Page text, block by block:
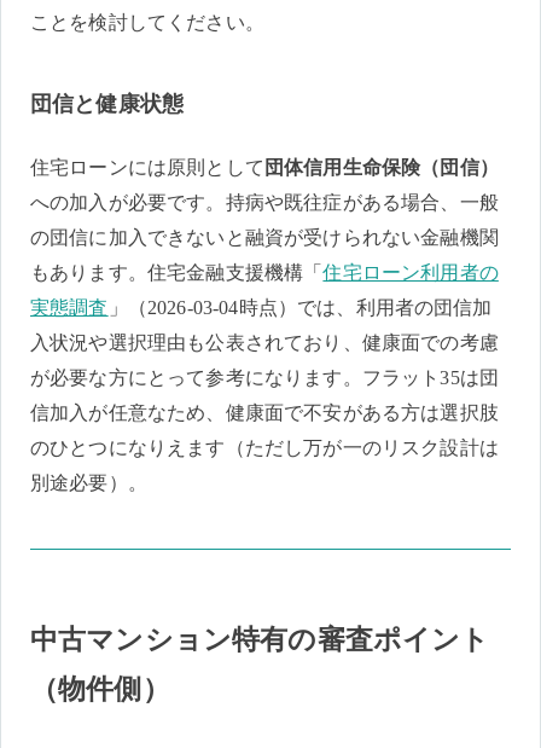
ことを検討してください。
団信と健康状態
住宅ローンには原則として 団体信用生命保険（団信）
への加入が必要です。持病や既往症がある場合、一般
の団信に加入できないと融資が受けられない金融機関
もあります。住宅金融支援機構「住宅ローン利用者の
実態調査 」（2026-03-04時点）では、利用者の団信加
入状況や選択理由も公表されており、健康面での考慮
が必要な方にとって参考になります。フラット35は団
信加入が任意なため、健康面で不安がある方は選択肢
のひとつになりえます（ただし万が一のリスク設計は
別途必要）。
中古マンション特有の審査ポイント
（物件側）